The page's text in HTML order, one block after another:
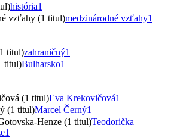
história1
vzťahy (1 titul)medzinárodné vzťahy1
titul)zahraničný1
titul)Bulharsko1
(1 titul)Eva Krekovičová1
(1 titul)Marcel Černý1
Henze (1 titul)Teodorička
1